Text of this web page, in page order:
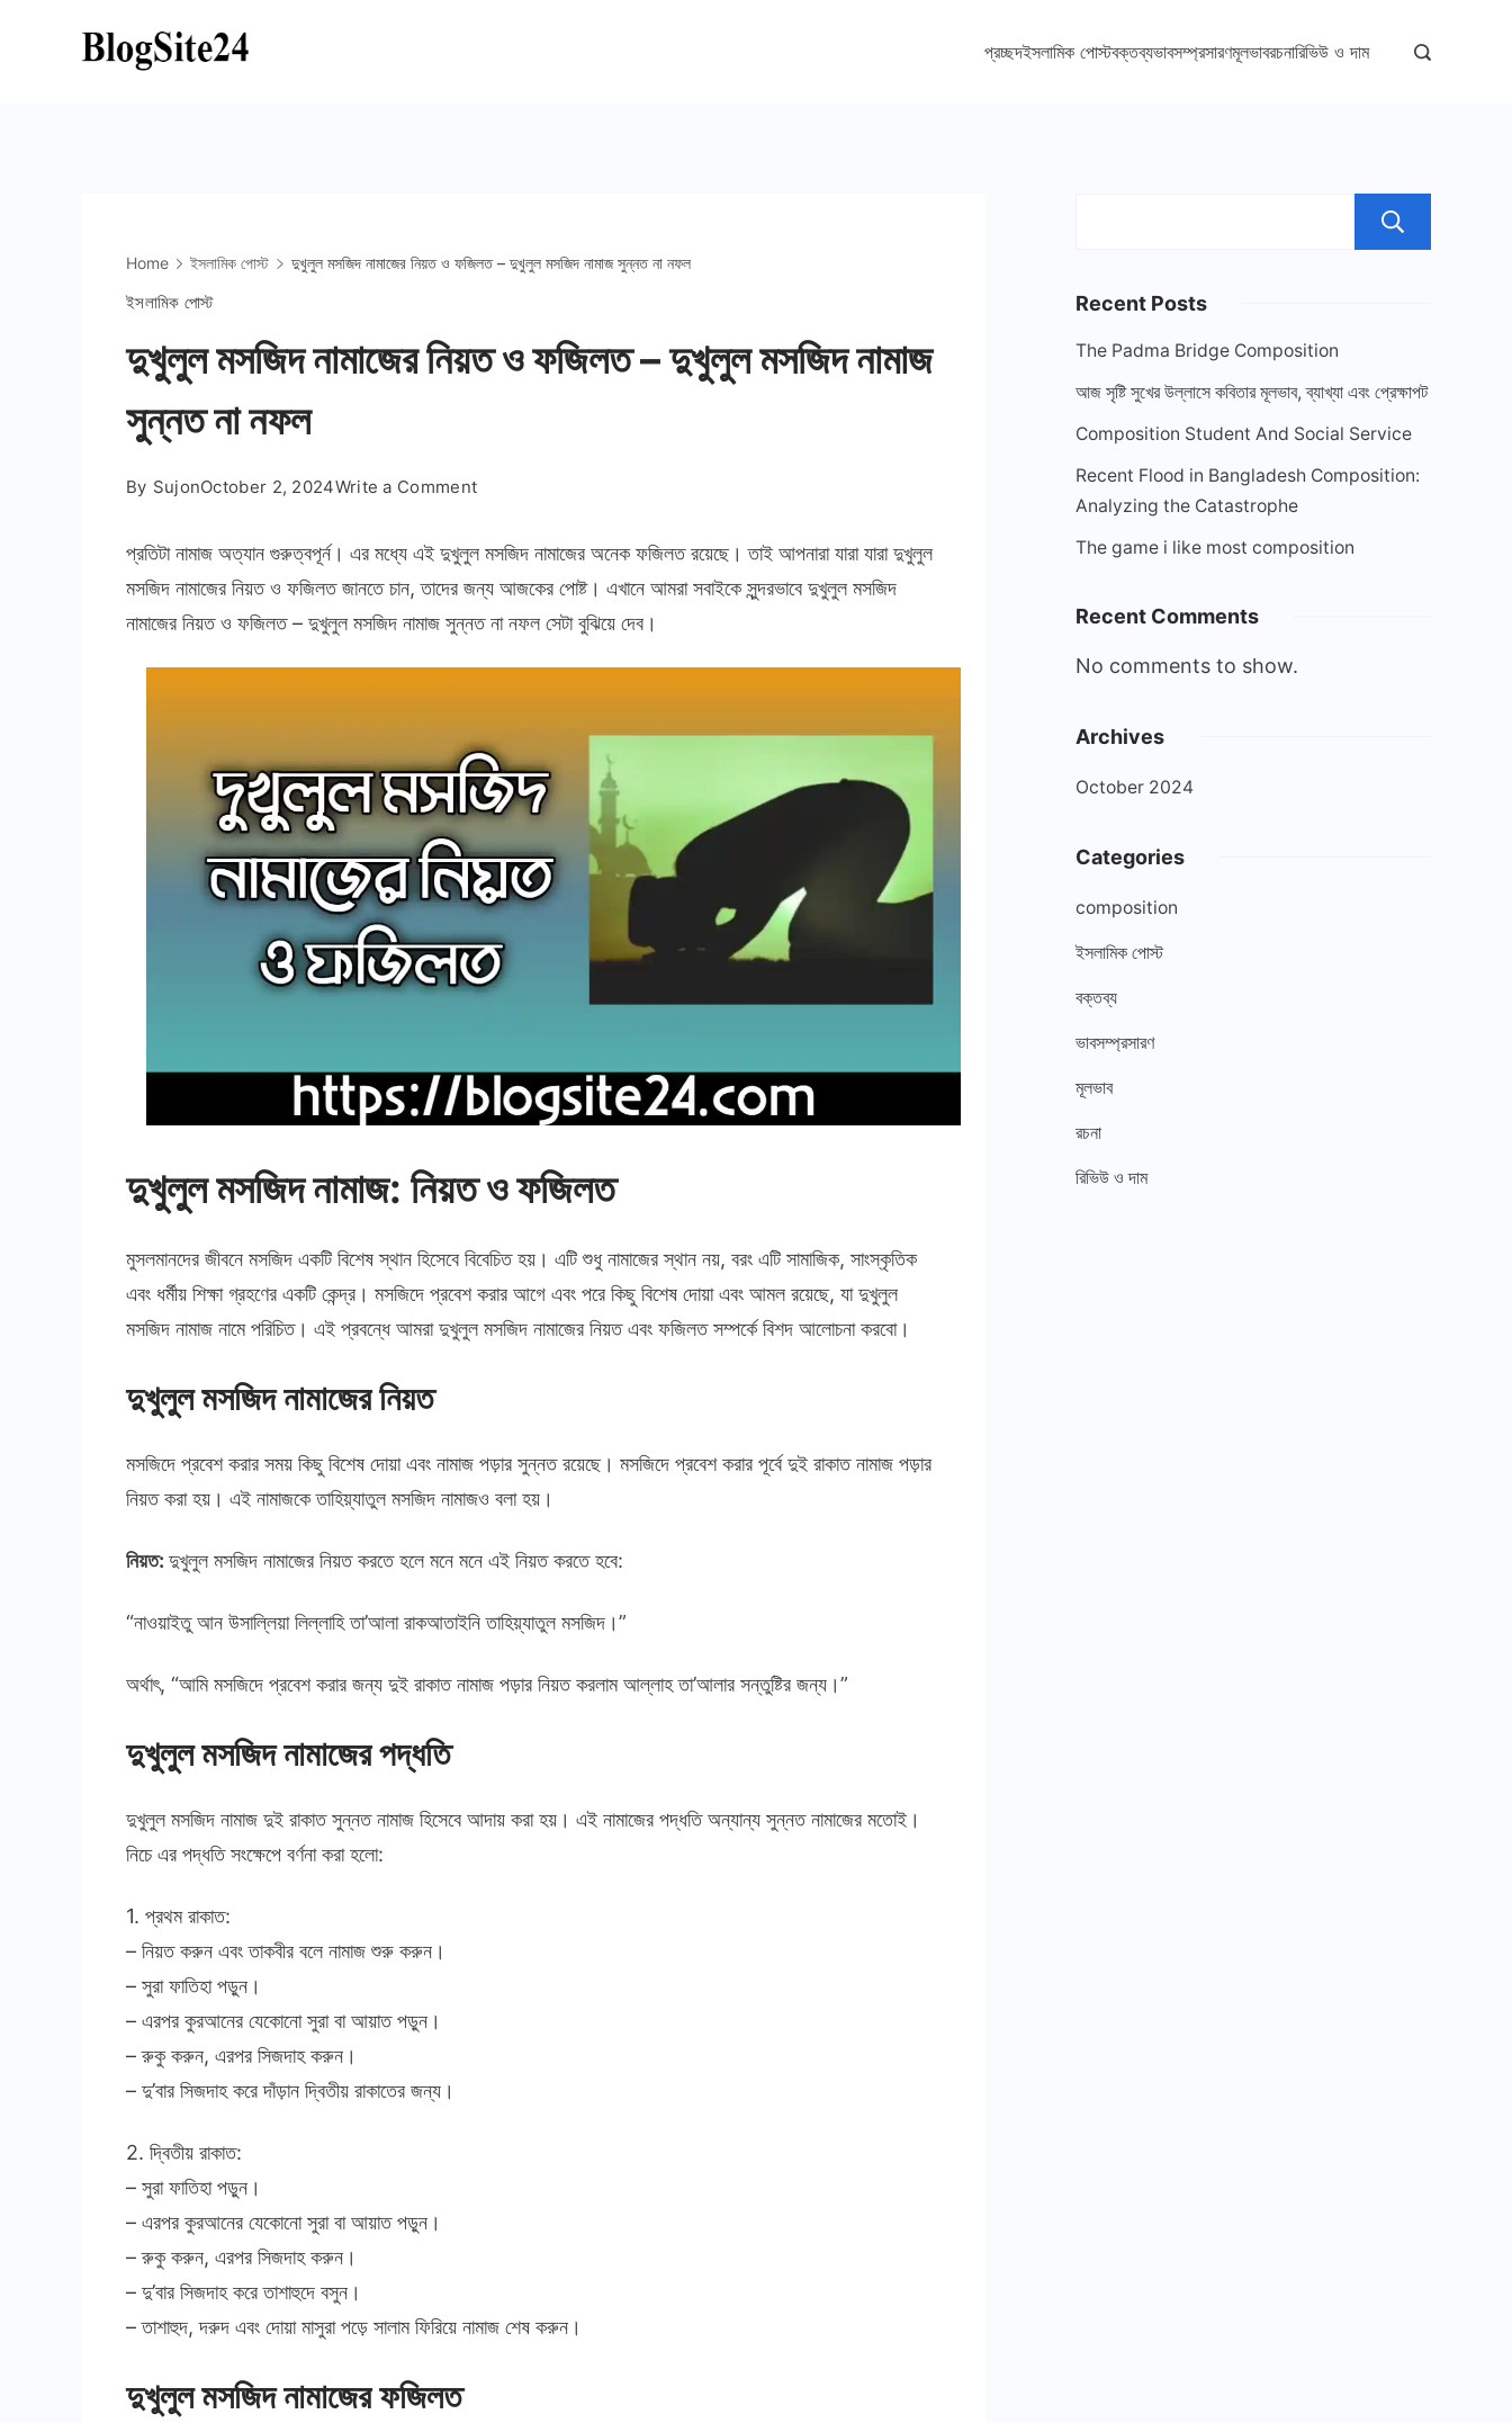
প্রচ্ছদইসলামিক পোস্টবক্তব্যভাবসম্প্রসারণমূলভাবরচনারিভিউ ও দাম
Home ইসলামিক পোস্ট দুখুলুল মসজিদ নামাজের নিয়ত ও ফজিলত – দুখুলুল মসজিদ নামাজ সুন্নত না নফল
ইসলামিক পোস্ট
দুখুলুল মসজিদ নামাজের নিয়ত ও ফজিলত – দুখুলুল মসজিদ নামাজ
সুন্নত না নফল
By SujonOctober 2, 2024Write a Commenton
মসজিদ
নিয়ত
ও
মসজিদ
নামাজ
সুন্নত
নফল
প্রতিটা নামাজ অত্যান গুরুত্বপূর্ন। এর মধ্যে এই দুখুলুল মসজিদ নামাজের অনেক ফজিলত রয়েছে। তাই আপনারা যারা যারা দুখুলুল
মসজিদ নামাজের নিয়ত ও ফজিলত জানতে চান, তাদের জন্য আজকের পোষ্ট। এখানে আমরা সবাইকে সুন্দরভাবে দুখুলুল মসজিদ
নামাজের নিয়ত ও ফজিলত – দুখুলুল মসজিদ নামাজ সুন্নত না নফল সেটা বুঝিয়ে দেব।
দুখুলুল মসজিদ নামাজ: নিয়ত ও ফজিলত
মুসলমানদের জীবনে মসজিদ একটি বিশেষ স্থান হিসেবে বিবেচিত হয়। এটি শুধু নামাজের স্থান নয়, বরং এটি সামাজিক, সাংস্কৃতিক
এবং ধর্মীয় শিক্ষা গ্রহণের একটি কেন্দ্র। মসজিদে প্রবেশ করার আগে এবং পরে কিছু বিশেষ দোয়া এবং আমল রয়েছে, যা দুখুলুল
মসজিদ নামাজ নামে পরিচিত। এই প্রবন্ধে আমরা দুখুলুল মসজিদ নামাজের নিয়ত এবং ফজিলত সম্পর্কে বিশদ আলোচনা করবো।
দুখুলুল মসজিদ নামাজের নিয়ত
মসজিদে প্রবেশ করার সময় কিছু বিশেষ দোয়া এবং নামাজ পড়ার সুন্নত রয়েছে। মসজিদে প্রবেশ করার পূর্বে দুই রাকাত নামাজ পড়ার
নিয়ত করা হয়। এই নামাজকে তাহিয়্যাতুল মসজিদ নামাজও বলা হয়।
নিয়ত: দুখুলুল মসজিদ নামাজের নিয়ত করতে হলে মনে মনে এই নিয়ত করতে হবে:
“নাওয়াইতু আন উসাল্লিয়া লিল্লাহি তা’আলা রাকআতাইনি তাহিয়্যাতুল মসজিদ।”
অর্থাৎ, “আমি মসজিদে প্রবেশ করার জন্য দুই রাকাত নামাজ পড়ার নিয়ত করলাম আল্লাহ তা’আলার সন্তুষ্টির জন্য।”
দুখুলুল মসজিদ নামাজের পদ্ধতি
দুখুলুল মসজিদ নামাজ দুই রাকাত সুন্নত নামাজ হিসেবে আদায় করা হয়। এই নামাজের পদ্ধতি অন্যান্য সুন্নত নামাজের মতোই।
নিচে এর পদ্ধতি সংক্ষেপে বর্ণনা করা হলো:
1. প্রথম রাকাত:
– নিয়ত করুন এবং তাকবীর বলে নামাজ শুরু করুন।
– সুরা ফাতিহা পড়ুন।
– এরপর কুরআনের যেকোনো সুরা বা আয়াত পড়ুন।
– রুকু করুন, এরপর সিজদাহ করুন।
– দু’বার সিজদাহ করে দাঁড়ান দ্বিতীয় রাকাতের জন্য।
2. দ্বিতীয় রাকাত:
– সুরা ফাতিহা পড়ুন।
– এরপর কুরআনের যেকোনো সুরা বা আয়াত পড়ুন।
– রুকু করুন, এরপর সিজদাহ করুন।
– দু’বার সিজদাহ করে তাশাহুদে বসুন।
– তাশাহুদ, দরুদ এবং দোয়া মাসুরা পড়ে সালাম ফিরিয়ে নামাজ শেষ করুন।
দুখুলুল মসজিদ নামাজের ফজিলত
Recent Posts
The Padma Bridge Composition
আজ সৃষ্টি সুখের উল্লাসে কবিতার মূলভাব, ব্যাখ্যা এবং প্রেক্ষাপট
Composition Student And Social Service
Recent Flood in Bangladesh Composition:
Analyzing the Catastrophe
The game i like most composition
Recent Comments
No comments to show.
Archives
October 2024
Categories
composition
ইসলামিক পোস্ট
বক্তব্য
ভাবসম্প্রসারণ
মূলভাব
রচনা
রিভিউ ও দাম